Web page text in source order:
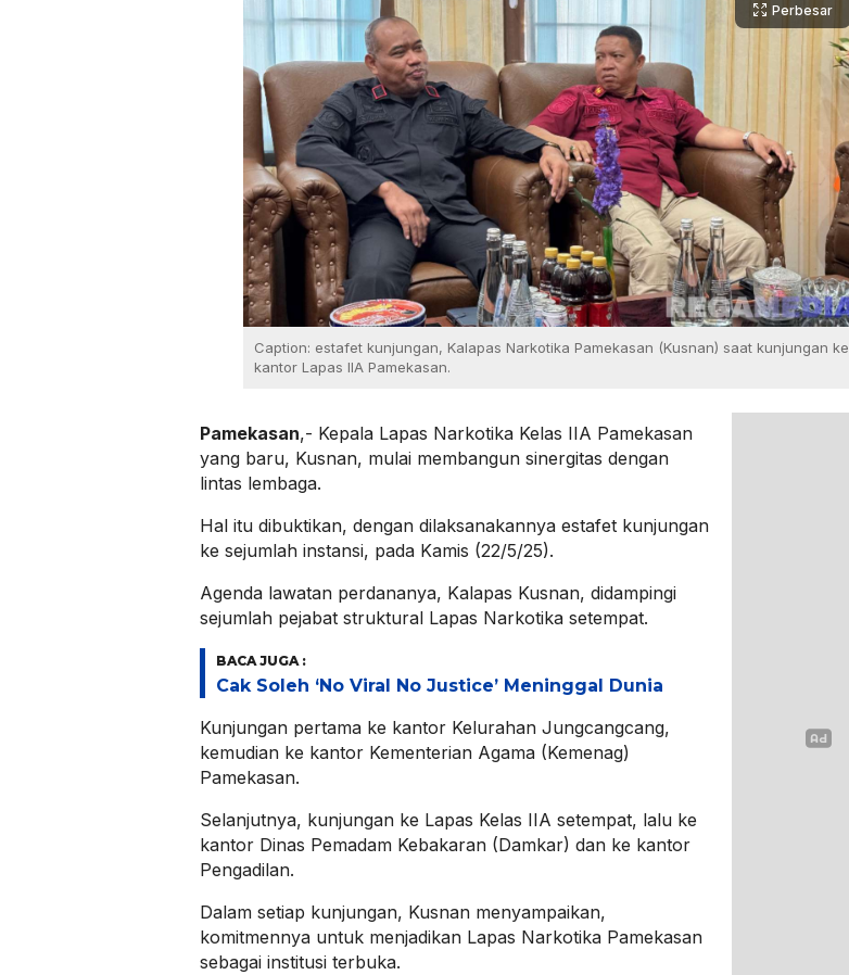
Perbesar
Caption: estafet kunjungan, Kalapas Narkotika Pamekasan (Kusnan) saat kunjungan ke
kantor Lapas IIA Pamekasan.
Pamekasan,- Kepala Lapas Narkotika Kelas IIA Pamekasan
yang baru, Kusnan, mulai membangun sinergitas dengan
lintas lembaga.
Hal itu dibuktikan, dengan dilaksanakannya estafet kunjungan
ke sejumlah instansi, pada Kamis (22/5/25).
Agenda lawatan perdananya, Kalapas Kusnan, didampingi
sejumlah pejabat struktural Lapas Narkotika setempat.
BACA JUGA :
Cak Soleh ‘No Viral No Justice’ Meninggal Dunia
Kunjungan pertama ke kantor Kelurahan Jungcangcang,
kemudian ke kantor Kementerian Agama (Kemenag)
Pamekasan.
Selanjutnya, kunjungan ke Lapas Kelas IIA setempat, lalu ke
kantor Dinas Pemadam Kebakaran (Damkar) dan ke kantor
Pengadilan.
Dalam setiap kunjungan, Kusnan menyampaikan,
komitmennya untuk menjadikan Lapas Narkotika Pamekasan
sebagai institusi terbuka.